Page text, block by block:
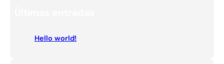
Hello world!